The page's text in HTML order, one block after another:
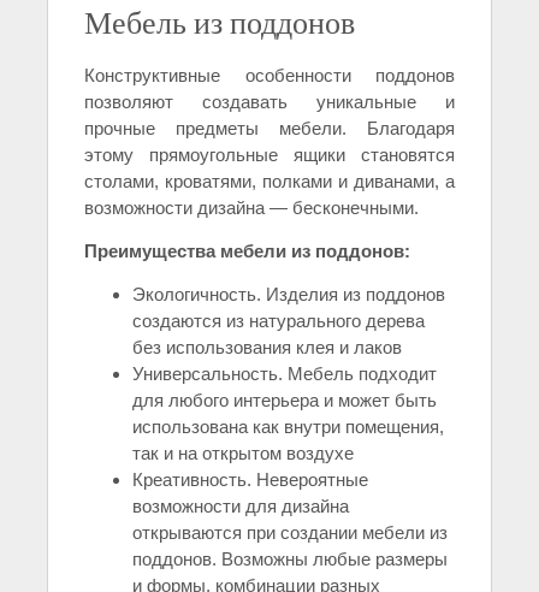
Мебель из поддонов
Конструктивные особенности поддонов
позволяют создавать уникальные и
прочные предметы мебели. Благодаря
этому прямоугольные ящики становятся
столами, кроватями, полками и диванами, а
возможности дизайна — бесконечными.
Преимущества мебели из поддонов:
Экологичность. Изделия из поддонов
создаются из натурального дерева
без использования клея и лаков
Универсальность. Мебель подходит
для любого интерьера и может быть
использована как внутри помещения,
так и на открытом воздухе
Креативность. Невероятные
возможности для дизайна
открываются при создании мебели из
поддонов. Возможны любые размеры
и формы, комбинации разных